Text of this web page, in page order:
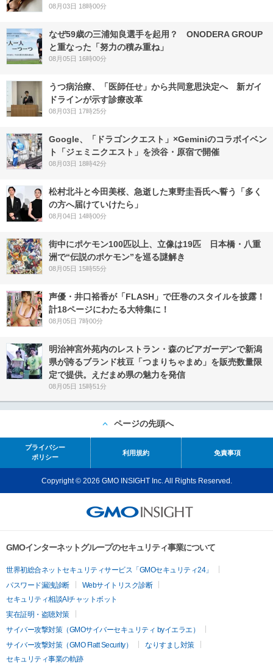
08月03日 18時00分
なぜ59歳の三浦知良選手を起用？ ONODERA GROUP
と重なった「努力の積み重ね」
08月05日 16時00分
うつ病治療、「医師任せ」から共同意思決定へ 新ガイ
ドラインが示す診療改革
08月03日 17時25分
Google、「ドラゴンクエスト」×Geminiのコラボイベン
ト「ジェミニクエスト」を渋谷・原宿で開催
08月03日 18時42分
松村北斗と今田美桜、急逝した東野圭吾氏へ誓う「多く
の方へ届けていけたら」
08月04日 14時00分
街中にポケモン100匹以上、立像は19匹 日本橋・八重
洲で“伝説のポケモン”を巡る謎解き
08月05日 15時55分
声優・井口裕香が「FLASH」で圧巻のスタイルを披露！
計18ページにわたる大特集に！
08月05日 7時00分
明治神宮外苑内のレストラン・森のビアガーデンで新潟
県が誇るブランド枝豆「つまりちゃまめ」を販売数量限
定で提供。えだまめ県の魅力を発信
08月05日 15時51分
ページの先頭へ
プライバシー
ポリシー
利用規約 免責事項
Copyright © 2026 GMO INSIGHT Inc. All Rights Reserved.
GMOインターネットグループのセキュリティ事業について
世界初総合ネットセキュリティサービス「GMOセキュリティ24」
パスワード漏洩診断
Webサイトリスク診断
セキュリティ相談AIチャットボット
実在証明・盗聴対策
サイバー攻撃対策（GMOサイバーセキュリティ byイエラエ）
サイバー攻撃対策（GMO Flatt Security）
なりすまし対策
セキュリティ事業の軌跡